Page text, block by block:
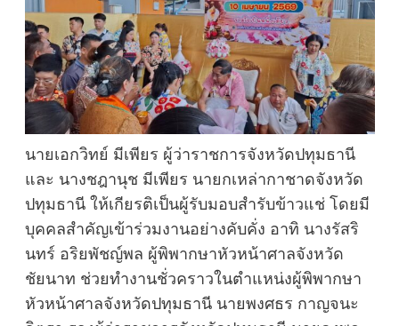
นายเอกวิทย์ มีเพียร ผู้ว่าราชการจังหวัดปทุมธานี
และ นางชฎานุช มีเพียร นายกเหล่ากาชาดจังหวัด
ปทุมธานี ให้เกียรติเป็นผู้รับมอบสำรับข้าวแช่ โดยมี
บุคคลสำคัญเข้าร่วมงานอย่างคับคั่ง อาทิ นางรัสริ
นทร์ อริยพัชญ์พล ผู้พิพากษาหัวหน้าศาลจังหวัด
ชัยนาท ช่วยทำงานชั่วคราวในตำแหน่งผู้พิพากษา
หัวหน้าศาลจังหวัดปทุมธานี นายพงศธร กาญจนะ